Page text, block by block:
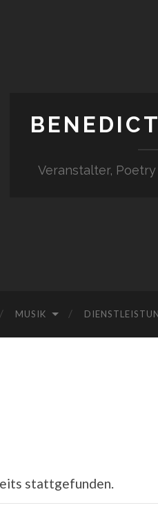
Veranstalter,
MUSIK
stattgefunden.